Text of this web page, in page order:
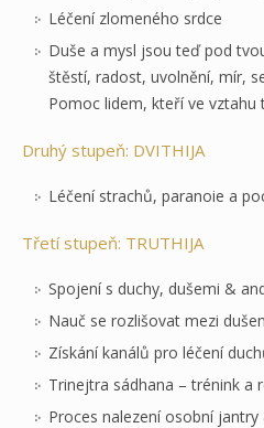
Léčení zlomeného srdce
Duše a mysl jsou teď pod
štěstí, radost, uvolnění, mír,
Pomoc lidem, kteří ve vztahu
Druhý stupeň: DVITHIJA
Léčení strachů, paranoie a
Třetí stupeň: TRUTHIJA
Spojení s duchy, dušemi &
Nauč se rozlišovat mezi
Získání kanálů pro léčení
Trinejtra sádhana – trénink
Proces nalezení osobní